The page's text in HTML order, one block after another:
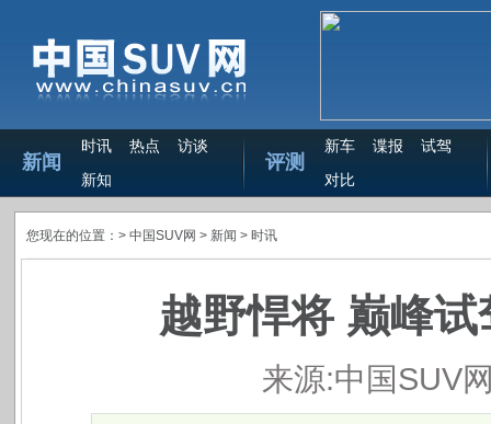
新闻
时讯 热点
访谈
新知
评测
新车 谍报
试驾
对比
您现在的位置：> 中国SUV网 > 新闻 > 时讯
越野悍将 巅峰
来源:中国SUV